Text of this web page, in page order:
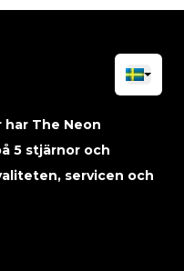
har The Neon
5 stjärnor och
servicen och